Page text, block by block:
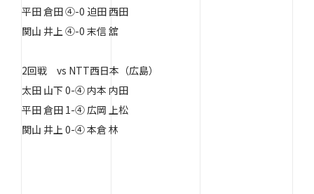
平田 倉田 ④-0 迫田 西田
関山 井上 ④-0 末信 舘
2回戦 vs NTT西日本（広島）
太田 山下 0-④ 内本 内田
平田 倉田 1-④ 広岡 上松
関山 井上 0-④ 本倉 林